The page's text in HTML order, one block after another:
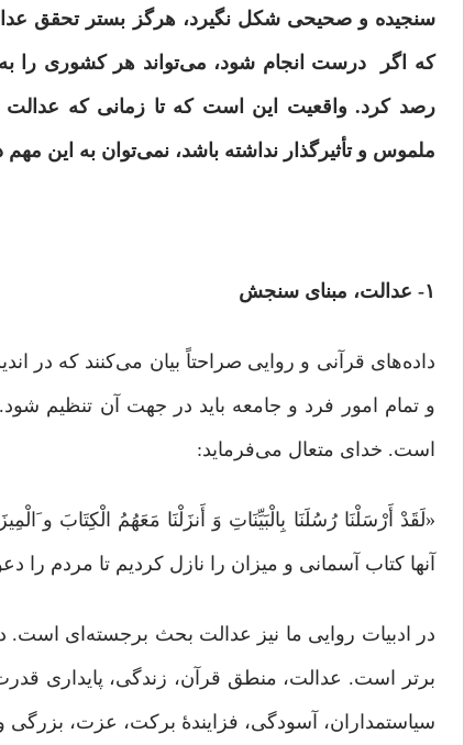
سنجیده و صحیحی شکل نگیرد، هرگز بستر تحقق
که اگر درست انجام شود، می‌تواند هر کشوری را
رصد کرد. واقعیت این است که تا زمانی که عدالت
ملموس و تأثیرگذار نداشته باشد، نمی‌توان به این
۱- عدالت، مبنای سنجش‌
داده‌های قرآنی و روایی ‌صراحتاً بیان می‌کنند که در
و تمام امور فرد و جامعه باید در جهت آن تنظیم
است. خدای متعال می‌فرماید:
آنها کتاب آسمانی و میزان را نازل کردیم تا مردم را
در ادبیات روایی ما نیز عدالت بحث برجسته‌ای
برتر است. عدالت، منطق قرآن، زندگی، پایداری
سیاستمداران، آسودگی، فزایندۀ برکت، عزت،